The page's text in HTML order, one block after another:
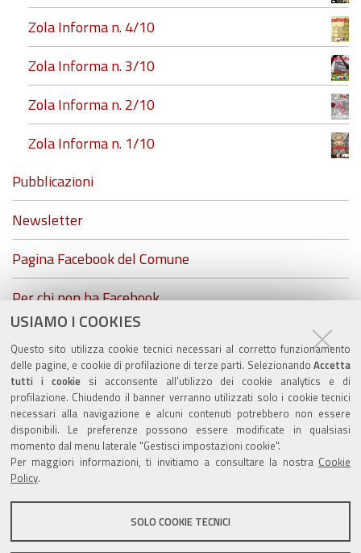
USIAMO I COOKIES
Questo sito utilizza cookie tecnici necessari al corretto funzionamento
delle pagine, e cookie di profilazione di terze parti. Selezionando Accetta
tutti i cookiesi acconsente all’utilizzo dei cookie analytics e di
profilazione. Chiudendo il banner verranno utilizzati solo i cookie tecnici
necessari alla navigazione e alcuni contenuti potrebbero non essere
disponibili. Le preferenze possono essere modificate in qualsiasi
momento dal menu laterale "Gestisci impostazioni cookie".
Per maggiori informazioni, ti invitiamo a consultare la nostra Cookie
Policy.
SOLO COOKIE TECNICI
Zola Informa n. 4/10
Zola Informa n. 3/10
Zola Informa n. 2/10
Zola Informa n. 1/10
Pubblicazioni
Newsletter
Pagina Facebook del Comune
Per chi non ha Facebook...
ZolaGram - il canale Telegram del Comune di Zola
Predosa
Valuta questo sito